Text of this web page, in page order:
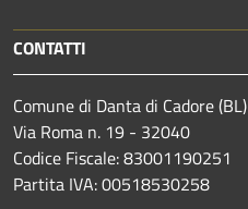
CONTATTI
Comune di Danta di Cadore (BL)
Via Roma n. 19 - 32040
Codice Fiscale: 83001190251
Partita IVA: 00518530258